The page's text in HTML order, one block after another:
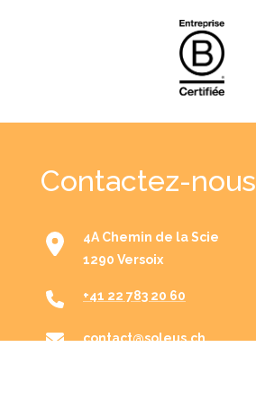
Contactez-nous
4A Chemin de la Scie
1290 Versoix
+41 22 783 20 60
contact@soleus.ch